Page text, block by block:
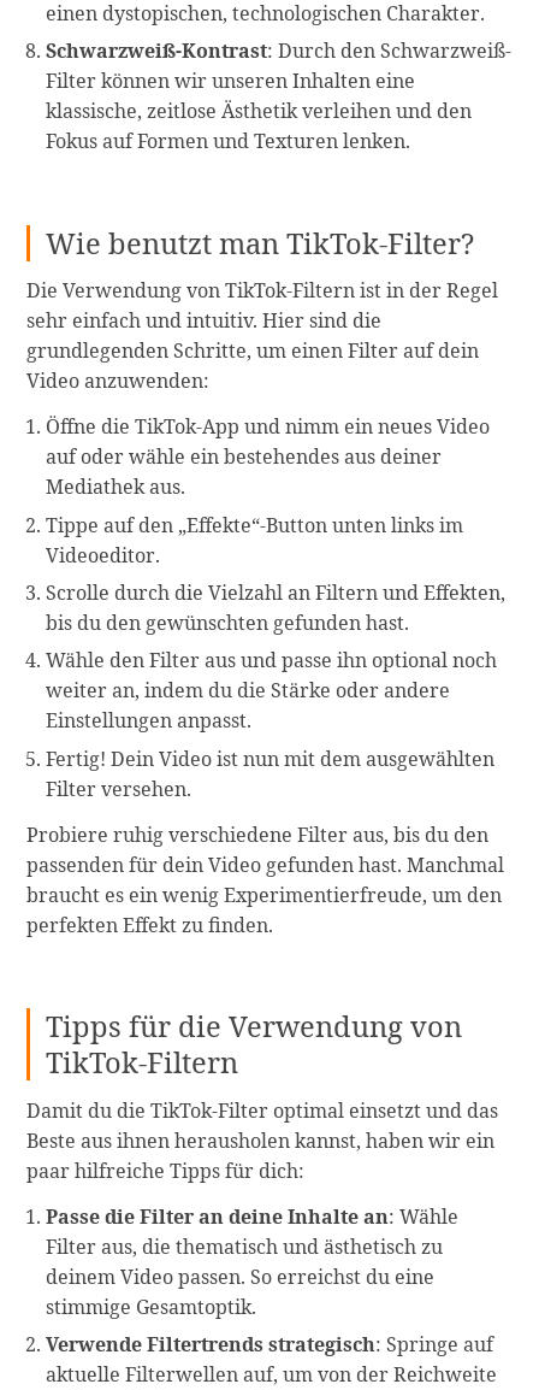
einen dystopischen, technologischen Charakter.
Schwarzweiß-Kontrast: Durch den Schwarzweiß-
Filter können wir unseren Inhalten eine
klassische, zeitlose Ästhetik verleihen und den
Fokus auf Formen und Texturen lenken.
Wie benutzt man TikTok-Filter?
Die Verwendung von TikTok-Filtern ist in der Regel
sehr einfach und intuitiv. Hier sind die
grundlegenden Schritte, um einen Filter auf dein
Video anzuwenden:
Öffne die TikTok-App und nimm ein neues Video
auf oder wähle ein bestehendes aus deiner
Mediathek aus.
Tippe auf den „Effekte“-Button unten links im
Videoeditor.
Scrolle durch die Vielzahl an Filtern und Effekten,
bis du den gewünschten gefunden hast.
Wähle den Filter aus und passe ihn optional noch
weiter an, indem du die Stärke oder andere
Einstellungen anpasst.
Fertig! Dein Video ist nun mit dem ausgewählten
Filter versehen.
Probiere ruhig verschiedene Filter aus, bis du den
passenden für dein Video gefunden hast. Manchmal
braucht es ein wenig Experimentierfreude, um den
perfekten Effekt zu finden.
Tipps für die Verwendung von
TikTok-Filtern
Damit du die TikTok-Filter optimal einsetzt und das
Beste aus ihnen herausholen kannst, haben wir ein
paar hilfreiche Tipps für dich:
Passe die Filter an deine Inhalte an: Wähle
Filter aus, die thematisch und ästhetisch zu
deinem Video passen. So erreichst du eine
stimmige Gesamtoptik.
Verwende Filtertrends strategisch: Springe auf
aktuelle Filterwellen auf, um von der Reichweite